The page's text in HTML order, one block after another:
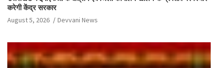
करेगी केंद्र सरकार
August 5, 2026 Devvani News